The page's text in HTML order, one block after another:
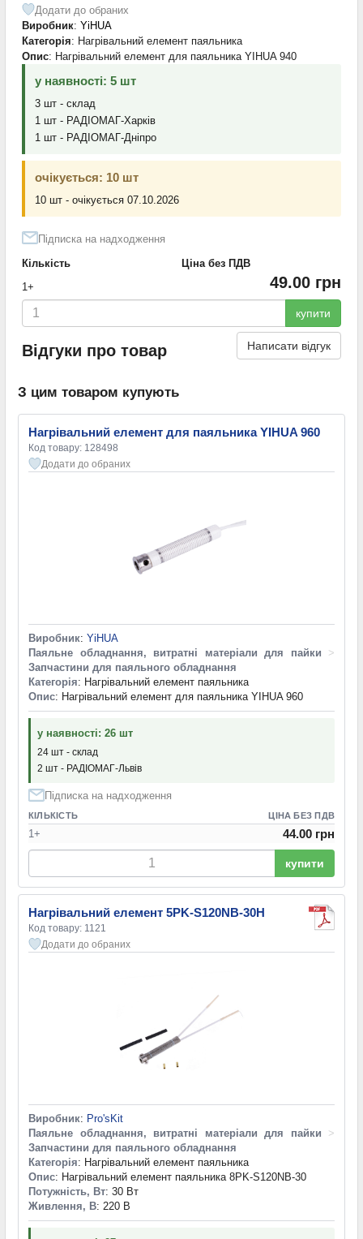
Додати до обраних
Виробник: YiHUA
Категорія: Нагрівальний елемент паяльника
Опис: Нагрівальний елемент для паяльника YIHUA 940
у наявності: 5 шт
3 шт - склад
1 шт - РАДІОМАГ-Харків
1 шт - РАДІОМАГ-Дніпро
очікується: 10 шт
10 шт - очікується 07.10.2026
Підписка на надходження
Кількість
Ціна без ПДВ
1+
49.00 грн
купити
Відгуки про товар Написати відгук
З цим товаром купують
Нагрівальний елемент для паяльника YIHUA 960
Код товару: 128498
Додати до обраних
Виробник: YiHUA
Паяльне обладнання, витратні матеріали для пайки
>
Запчастини для паяльного обладнання
Категорія: Нагрівальний елемент паяльника
Опис: Нагрівальний елемент для паяльника YIHUA 960
у наявності: 26 шт
24 шт - склад
2 шт - РАДІОМАГ-Львів
Підписка на надходження
КІЛЬКІСТЬ ЦІНА БЕЗ ПДВ
1+ 44.00 грн
купити
Нагрівальний елемент 5PK-S120NB-30H
Код товару: 1121
Додати до обраних
Виробник: Pro'sKit
Паяльне обладнання, витратні матеріали для пайки
>
Запчастини для паяльного обладнання
Категорія: Нагрівальний елемент паяльника
Опис: Нагрівальний елемент паяльника 8PK-S120NB-30
Потужність, Вт: 30 Вт
Живлення, В: 220 В